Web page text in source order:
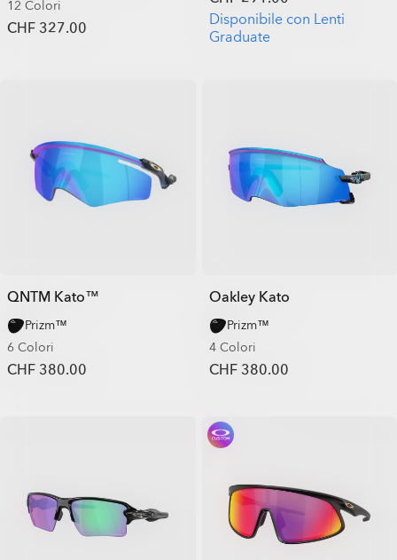
12 Colori
CHF 327.00
Disponibile con Lenti
Graduate
QNTM Kato™
Prizm™
6 Colori
CHF 380.00
Oakley Kato
Prizm™
4 Colori
CHF 380.00